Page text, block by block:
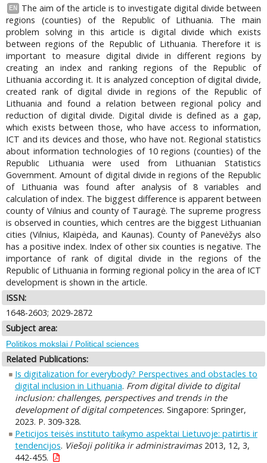
EN
The aim of the article is to investigate digital divide between
regions (counties) of the Republic of Lithuania. The main
problem solving in this article is digital divide which exists
between regions of the Republic of Lithuania. Therefore it is
important to measure digital divide in different regions by
creating an index and ranking regions of the Republic of
Lithuania according it. It is analyzed conception of digital divide,
created rank of digital divide in regions of the Republic of
Lithuania and found a relation between regional policy and
reduction of digital divide. Digital divide is defined as a gap,
which exists between those, who have access to information,
ICT and its devices and those, who have not. Regional statistics
about information technologies of 10 regions (counties) of the
Republic Lithuania were used from Lithuanian Statistics
Government. Amount of digital divide in regions of the Republic
of Lithuania was found after analysis of 8 variables and
calculation of index. The biggest difference is apparent between
county of Vilnius and county of Tauragė. The supreme progress
is observed in counties, which centres are the biggest Lithuanian
cities (Vilnius, Klaipėda, and Kaunas). County of Panevėžys also
has a positive index. Index of other six counties is negative. The
importance of rank of digital divide in the regions of the
Republic of Lithuania in forming regional policy in the area of ICT
development is shown in the article.
ISSN:
1648-2603; 2029-2872
Subject area:
Politikos mokslai / Political sciences
Related Publications:
Is digitalization for everybody? Perspectives and obstacles to
digital inclusion in Lithuania. From digital divide to digital
inclusion: challenges, perspectives and trends in the
development of digital competences. Singapore: Springer,
2023. P. 309-328.
Peticijos teisės instituto taikymo aspektai Lietuvoje: patirtis ir
tendencijos. Viešoji politika ir administravimas2013, 12, 3,
442-455.